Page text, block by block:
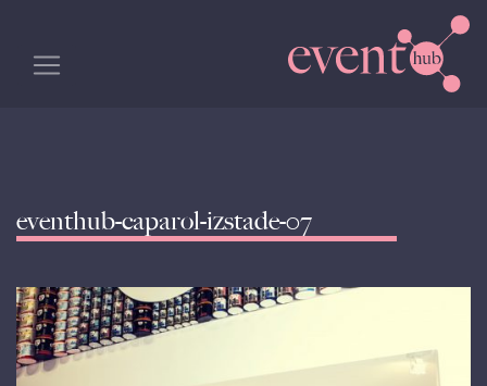
eventhub-caparol-izstade-07